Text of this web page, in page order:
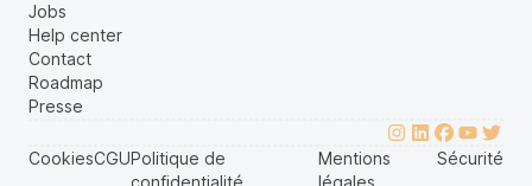
Jobs
Help center
Contact
Roadmap
Presse
CookiesCGUPolitique de
confidentialité
Mentions
légales
Sécurité